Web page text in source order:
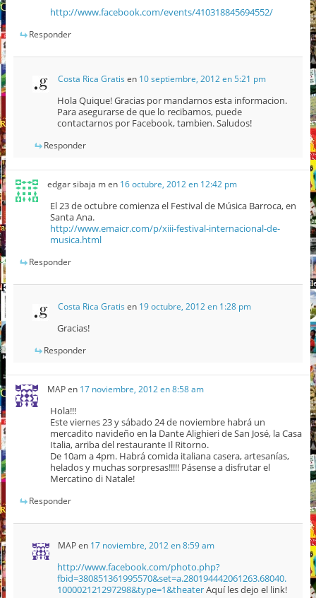
http://www.facebook.com/events/410318845694552/
Responder
Costa Rica Gratis en 10 septiembre, 2012 en 5:21 pm
Hola Quique! Gracias por mandarnos esta informacion.
Para asegurarse de que lo recibamos, puede
contactarnos por Facebook, tambien. Saludos!
Responder
edgar sibaja men 16 octubre, 2012 en 12:42 pm
El 23 de octubre comienza el Festival de Música Barroca, en
Santa Ana.
http://www.emaicr.com/p/xiii-festival-internacional-de-
musica.html
Responder
Costa Rica Gratis en 19 octubre, 2012 en 1:28 pm
Gracias!
Responder
MAPen 17 noviembre, 2012 en 8:58 am
Hola!!!
Este viernes 23 y sábado 24 de noviembre habrá un
mercadito navideño en la Dante Alighieri de San José, la Casa
Italia, arriba del restaurante Il Ritorno.
De 10am a 4pm. Habrá comida italiana casera, artesanías,
helados y muchas sorpresas!!!!! Pásense a disfrutar el
Mercatino di Natale!
Responder
MAPen 17 noviembre, 2012 en 8:59 am
http://www.facebook.com/photo.php?
fbid=380851361995570&set=a.280194442061263.68040.
100002121297298&type=1&theaterAquí les dejo el link!